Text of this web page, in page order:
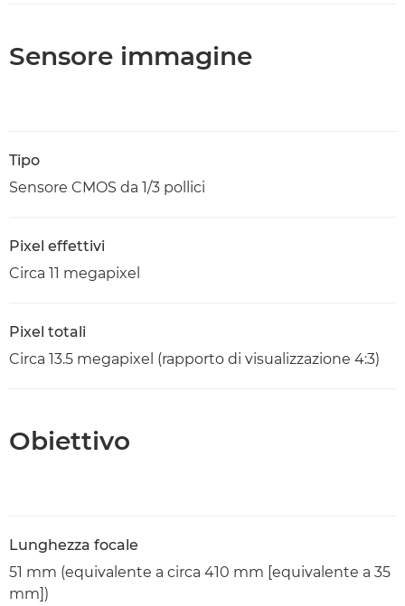
Sensore immagine
Tipo
Sensore CMOS da 1/3 pollici
Pixel effettivi
Circa 11 megapixel
Pixel totali
Circa 13.5 megapixel (rapporto di visualizzazione 4:3)
Obiettivo
Lunghezza focale
51 mm (equivalente a circa 410 mm [equivalente a 35
mm])